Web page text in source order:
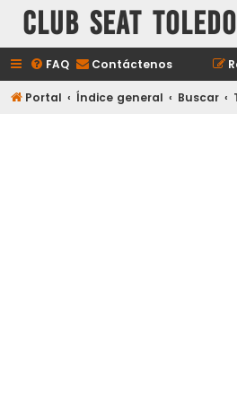
Club Seat Toledo
FAQ Contáctenos
Portal Índice general Buscar